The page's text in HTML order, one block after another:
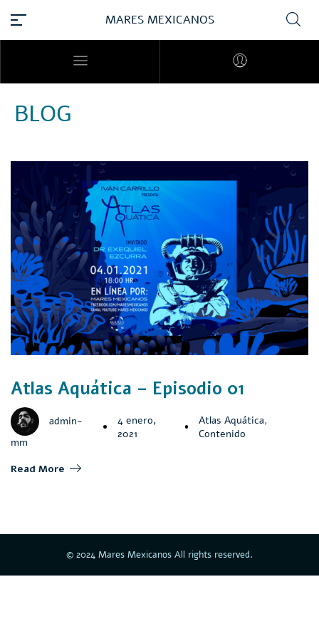
MARES MEXICANOS
BLOG
Atlas Aquática – Episodio 01
admin-
mm
4 enero,
2021
Atlas Aquática,
Contenido
Read More
© 2024 Mares Mexicanos All rights reserved.